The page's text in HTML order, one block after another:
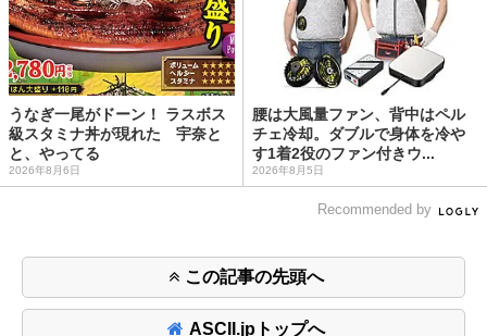
うなぎ一尾がドーン！ ラスボス
級スタミナ丼が現れた 宇奈と
と、やってる
2026年8月6日
腰は大風量ファン、背中はペル
チェ冷却。ダブルで身体を冷や
す1着2役のファン付きウ...
2026年8月5日
Recommended by
この記事の先頭へ
ASCII.jpトップへ